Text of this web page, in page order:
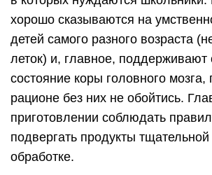
хорошо сказываются на
детей самого разного возраста
леток) и, главное, поддерживают
состояние коры головного мозга,
рационе без них не обойтись.
приготовлении соблюдать
подвергать продукты
обработке.